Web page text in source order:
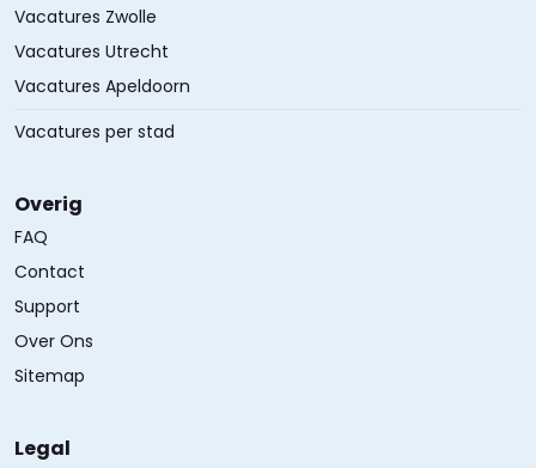
Vacatures Zwolle
Vacatures Utrecht
Vacatures Apeldoorn
Vacatures per stad
Overig
FAQ
Contact
Support
Over Ons
Sitemap
Legal